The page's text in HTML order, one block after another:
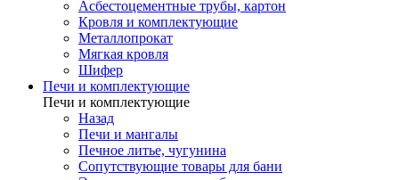
Асбестоцементные трубы, картон
Кровля и комплектующие
Металлопрокат
Мягкая кровля
Шифер
Печи и комплектующие
Печи и комплектующие
Назад
Печи и мангалы
Печное литье, чугунина
Сопутствующие товары для бани